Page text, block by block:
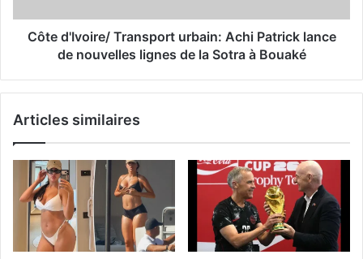
Côte d'Ivoire/ Transport urbain: Achi Patrick lance
de nouvelles lignes de la Sotra à Bouaké
Articles similaires